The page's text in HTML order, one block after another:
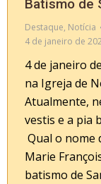
Batismo de
Destaque, Notícia
4 de janeiro de
4 de janeiro
na Igreja de
Atualmente,
vestis e a pia
Qual o nome
Marie
batismo de